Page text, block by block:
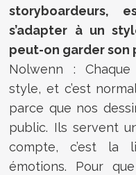
storyboardeurs,
s’adapter à un
peut-on garder son
Nolwenn :
style, et c’est
parce que nos
public. Ils servent
compte, c’est la
émotions. Pour